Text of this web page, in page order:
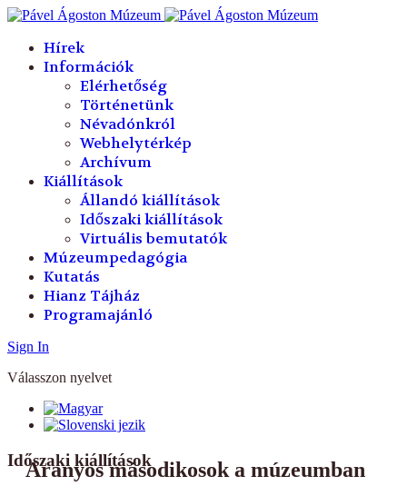
Hírek
Információk
Elérhetőség
Történetünk
Névadónkról
Webhelytérkép
Archívum
Kiállítások
Állandó kiállítások
Időszaki kiállítások
Virtuális bemutatók
Múzeumpedagógia
Kutatás
Hianz Tájház
Programajánló
Sign In
Válasszon nyelvet
Időszaki kiállítások
Aranyos másodikosok a múzeumban
év
hónap
év
hónap